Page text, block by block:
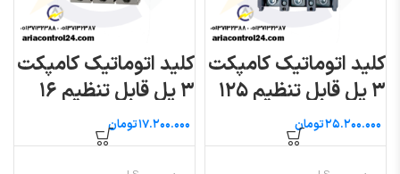
کلید اتوماتیک کامپکت
۳ پل قابل تنظیم ۱۲۵
آمپر (متاسول) ال اس
تومان
کلید اتوماتیک کامپکت
۳ پل قابل تنظیم ۱۶
آمپر (سوسل) ال اس
تومان